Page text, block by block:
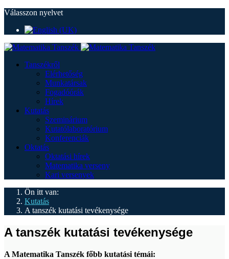
Válasszon nyelvet
Tanszékről
Elérhetőség
Munkatársak
Fogadóórák
Hírek
Kutatás
Szeminárium
Kutatólaboratórium
Konferenciák
Oktatás
Oktatási hírek
Matematika verseny
Kari versenyek
Ön itt van:
Kutatás
A tanszék kutatási tevékenysége
A tanszék kutatási tevékenysége
A Matematika Tanszék főbb kutatási témái: